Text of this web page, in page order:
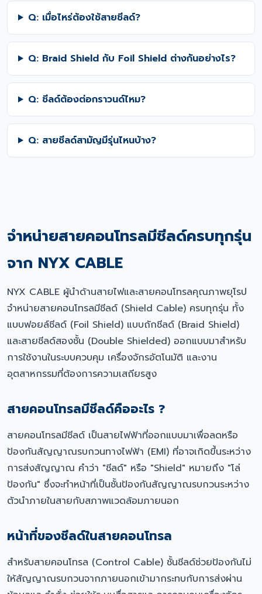
Q: เมื่อไหร่ต้องใช้สายชีลด์?
Q: Braid Shield กับ Foil Shield ต่างกันอย่างไร?
Q: ชีลด์ต้องต่อกราวนด์ไหม?
Q: สายชีลด์สามัญมีรุ่นไหนบ้าง?
จำหน่ายสายคอนโทรลมีชีลด์ครบทุกรุ่น
จาก NYX CABLE
NYX CABLE ผู้นำด้านสายไฟและสายคอนโทรลคุณภาพยุโรป
จำหน่ายสายคอนโทรลมีชีลด์ (Shield Cable) ครบทุกรุ่น ทั้ง
แบบฟอยล์ชีลด์ (Foil Shield) แบบถักชีลด์ (Braid Shield)
และสายชีลด์สองชั้น (Double Shielded) ออกแบบมาสำหรับ
การใช้งานในระบบควบคุม เครื่องจักรอัตโนมัติ และงาน
อุตสาหกรรมที่ต้องการความเสถียรสูง
สายคอนโทรลมีชีลด์คืออะไร ?
สายคอนโทรลมีชีลด์ เป็นสายไฟฟ้าที่ออกแบบมาเพื่อลดหรือ
ป้องกันสัญญาณรบกวนทางไฟฟ้า (EMI) ที่อาจเกิดขึ้นระหว่าง
การส่งสัญญาณ คำว่า "ชีลด์" หรือ "Shield" หมายถึง "โล่
ป้องกัน" ซึ่งจะทำหน้าที่เป็นชั้นป้องกันสัญญาณรบกวนระหว่าง
ตัวนำภายในสายกับสภาพแวดล้อมภายนอก
หน้าที่ของชีลด์ในสายคอนโทรล
สำหรับสายคอนโทรล (Control Cable) ชั้นชีลด์ช่วยป้องกันไม่
ให้สัญญาณรบกวนจากภายนอกเข้ามากระทบกับการส่งผ่าน